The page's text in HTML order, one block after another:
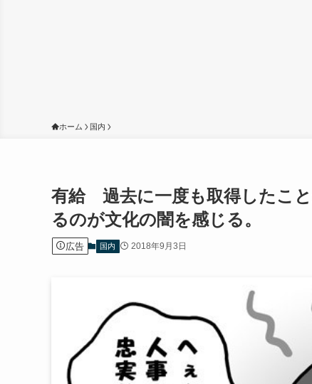
ホーム 国内
有給 過去に一度も取得したこ
るのが文化の闇を感じる。
広告 国内 2018年9月3日